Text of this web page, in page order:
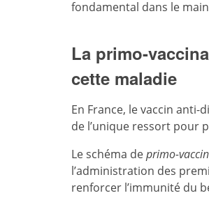
fondamental dans le
La primo-
cette maladie
En France, le vaccin
de l’unique ressort pour
Le schéma deprimo-
l’administration des
renforcer l’immunité du